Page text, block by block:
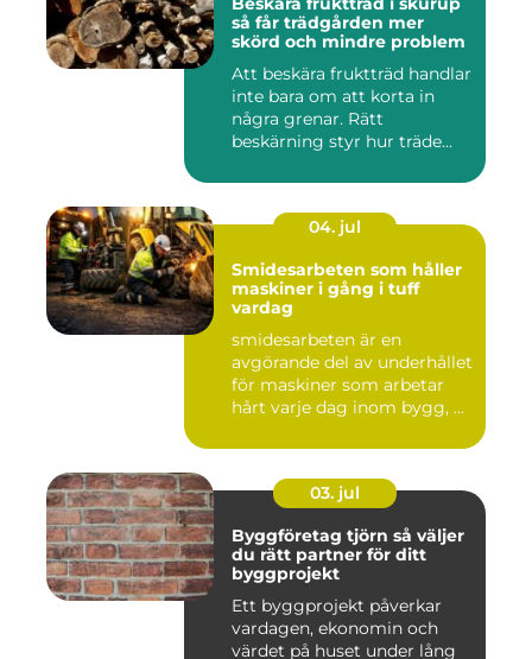
så får trädgården mer
skörd och mindre problem
Att beskära fruktträd handlar
inte bara om att korta in
några grenar. Rätt
beskärning styr hur träde...
04. jul
Smidesarbeten som håller
maskiner i gång i tuff
vardag
smidesarbeten är en
avgörande del av underhållet
för maskiner som arbetar
hårt varje dag inom bygg, ...
03. jul
Byggföretag tjörn så väljer
du rätt partner för ditt
byggprojekt
Ett byggprojekt påverkar
vardagen, ekonomin och
värdet på huset under lång